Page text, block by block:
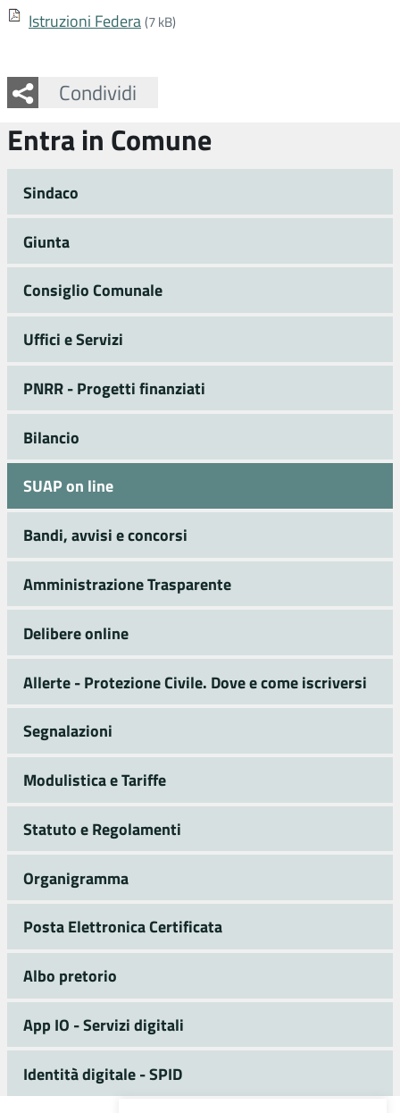
Istruzioni Federa(7 kB)
Condividi
Facebook
Twitter
Whatsapp
Entra in Comune
Sindaco
Giunta
Consiglio Comunale
Uffici e Servizi
PNRR - Progetti finanziati
Bilancio
SUAP on line
Bandi, avvisi e concorsi
Amministrazione Trasparente
Delibere online
Allerte - Protezione Civile. Dove e come iscriversi
Segnalazioni
Modulistica e Tariffe
Statuto e Regolamenti
Organigramma
Posta Elettronica Certificata
Albo pretorio
App IO - Servizi digitali
Identità digitale - SPID